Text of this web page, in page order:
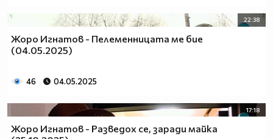
22:38
Жоро Игнатов - Пелеменницата ме бие
(04.05.2025)
46 04.05.2025
17:18
Жоро Игнатов - Разведох се, заради майка